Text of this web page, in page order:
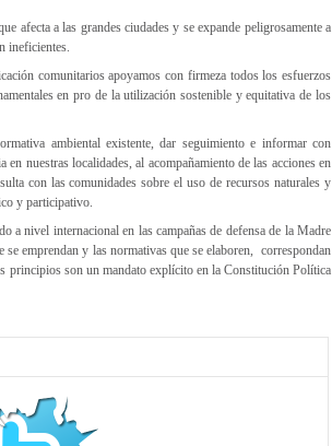
afecta a las grandes ciudades y se expande peligrosamente a
ineficientes.
comunitarios apoyamos con firmeza todos los esfuerzos
en pro de la utilización sostenible y equitativa de los
ambiental existente, dar seguimiento e informar con
nuestras localidades, al acompañamiento de las acciones en
con las comunidades sobre el uso de recursos naturales y
y participativo.
a nivel internacional en las campañas de defensa de la Madre
emprendan y las normativas que se elaboren, correspondan
principios son un mandato explícito en la Constitución Política